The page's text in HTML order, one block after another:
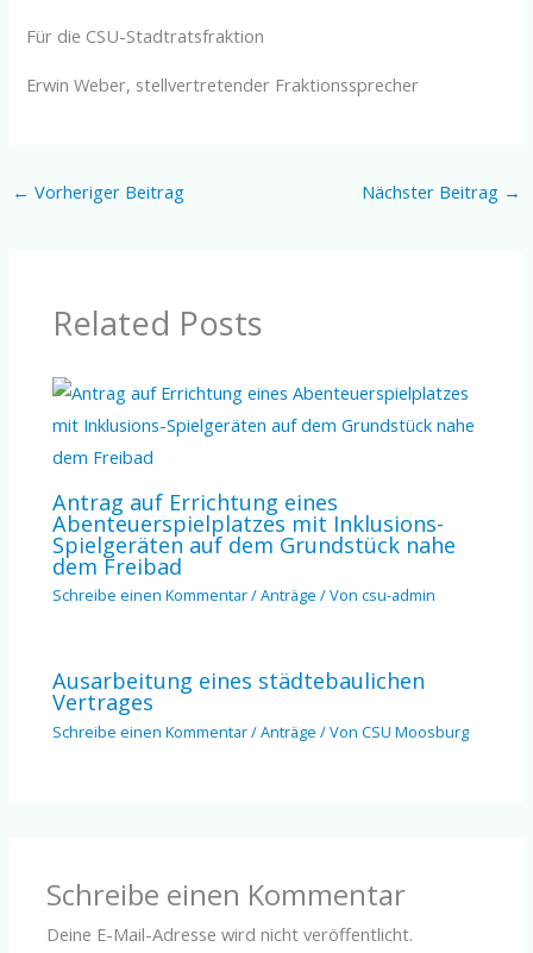
Für die CSU-Stadtratsfraktion
Erwin Weber, stellvertretender Fraktionssprecher
← Vorheriger Beitrag Nächster Beitrag →
Related Posts
Antrag auf Errichtung eines
Abenteuerspielplatzes mit Inklusions-
Spielgeräten auf dem Grundstück nahe
dem Freibad
Schreibe einen Kommentar/Anträge / Voncsu-admin
Ausarbeitung eines städtebaulichen
Vertrages
Schreibe einen Kommentar/Anträge / VonCSU Moosburg
Schreibe einen Kommentar
Deine E-Mail-Adresse wird nicht veröffentlicht.